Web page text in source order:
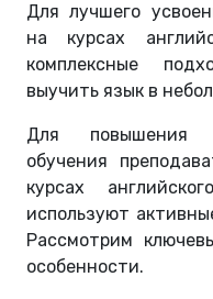
Для лучшего
на курсах
комплексные
выучить язык в
Для повышения
обучения
курсах
используют
Рассмотрим
особенности.